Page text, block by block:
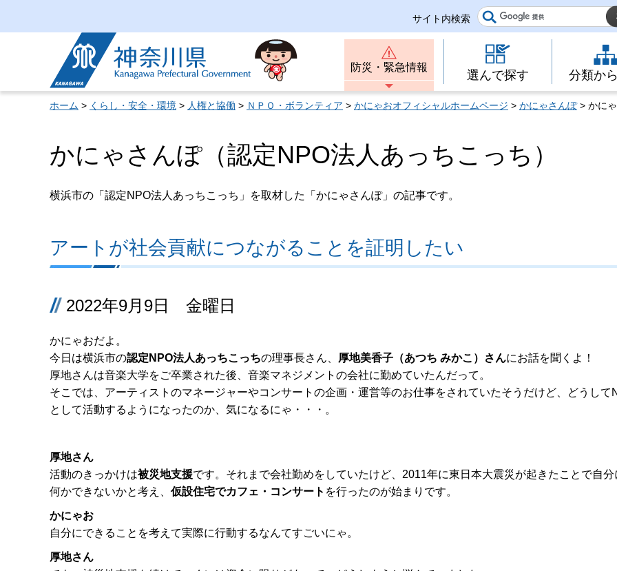
サイト内検索
神奈川県
防災・緊急情報
選んで探す 分類か
ホーム > くらし・安全・環境 > 人権と協働 > ＮＰＯ・ボランティア > かにゃおオフィシャルホームページ > かにゃさんぽ> かに
かにゃさんぽ（認定NPO法人あっちこっち）
横浜市の「認定NPO法人あっちこっち」を取材した「かにゃさんぽ」の記事です。
アートが社会貢献につながることを証明したい
2022年9月9日 金曜日
かにゃおだよ。
今日は横浜市の認定NPO法人あっちこっちの理事長さん、 厚地美香子（あつち みかこ）さんにお話を聞くよ！
厚地さんは音楽大学をご卒業された後、音楽マネジメントの会社に勤めていたんだって。
そこでは、アーティストのマネージャーやコンサートの企画・運営等のお仕事をされていたそうだけど、どうして
として活動するようになったのか、気になるにゃ・・・。
厚地さん
活動のきっかけは被災地支援です。それまで会社勤めをしていたけど、2011年に東日本大震災が起きたことで自分
何かできないかと考え、 仮設住宅でカフェ・コンサート を行ったのが始まりです。
かにゃお
自分にできることを考えて実際に行動するなんてすごいにゃ。
厚地さん